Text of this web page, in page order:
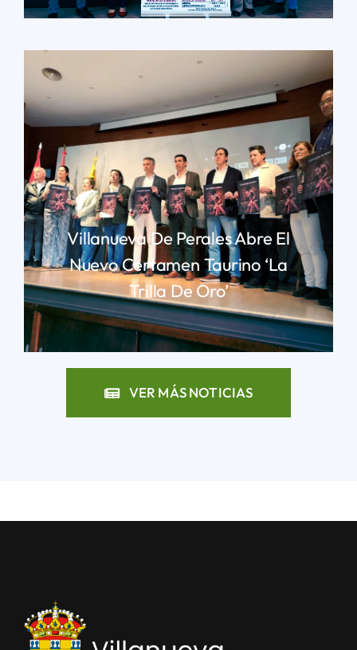
Villanueva De Perales Abre El
Nuevo Certamen Taurino ‘La
Trilla De Oro’
LEER MÁS
VER MÁS NOTICIAS